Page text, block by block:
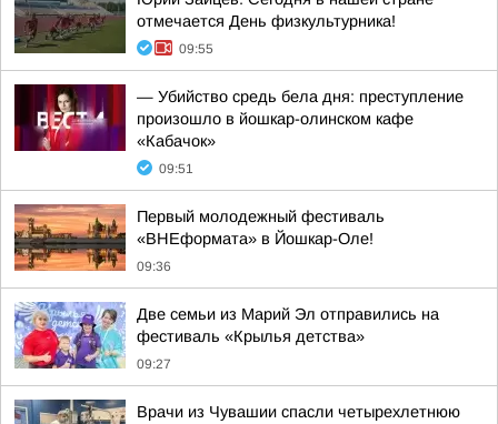
отмечается День физкультурника!
09:55
— Убийство средь бела дня: преступление
произошло в йошкар-олинском кафе
«Кабачок»
09:51
Первый молодежный фестиваль
«ВНЕформата» в Йошкар-Оле!
09:36
Две семьи из Марий Эл отправились на
фестиваль «Крылья детства»
09:27
Врачи из Чувашии спасли четырехлетнюю